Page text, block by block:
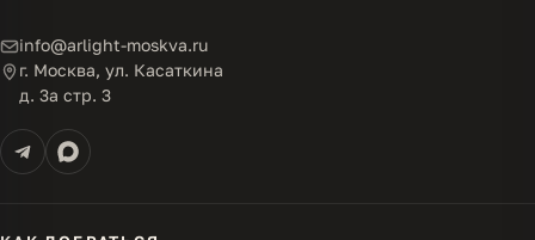
info@arlight-moskva.ru
г. Москва, ул. Касаткина
д. 3а стр. 3